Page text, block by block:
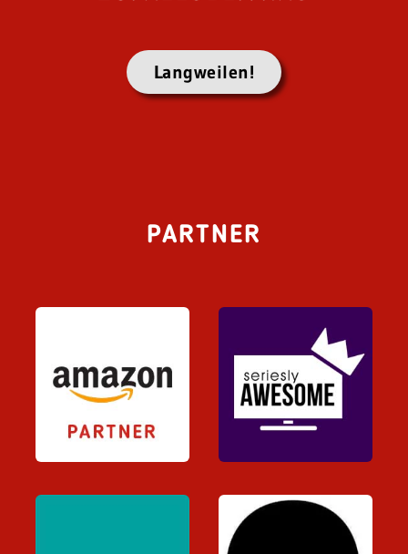
Langweilen!
PARTNER